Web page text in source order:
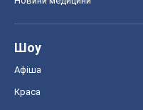
Шоу
Афіша
Краса